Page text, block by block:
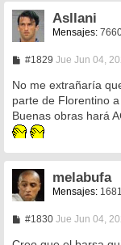
Asllani
Mensajes:
#1829M
n
s
a
j
Jue Jun 04,
No me extrañaría
parte de Florentino a
Buenas obras hará
melabufa
Mensajes: 1681
#1830M
n
Jue Jun 04,